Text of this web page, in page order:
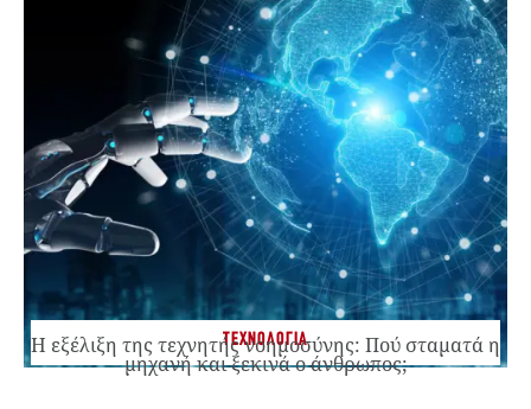
ΤΕΧΝΟΛΟΓΙΑ
Η εξέλιξη της τεχνητής νοημοσύνης: Πού σταματά η
μηχανή και ξεκινά ο άνθρωπος;